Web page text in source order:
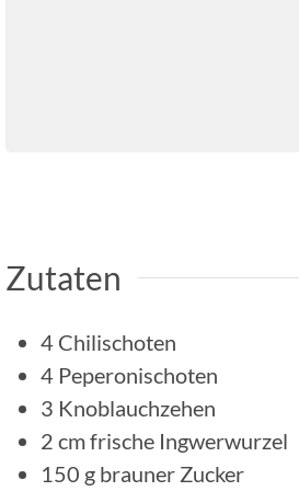
Zutaten
4 Chilischoten
4 Peperonischoten
3 Knoblauchzehen
2 cmfrische Ingwerwurzel
150 g brauner Zucker